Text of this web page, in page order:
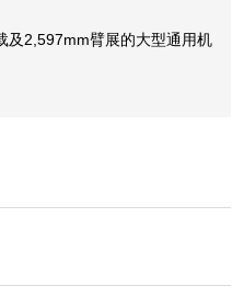
及2,597mm臂展的大型通用机